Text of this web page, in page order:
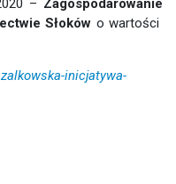
– Zagospodarowanie
Słoków o wartości
inicjatywa-